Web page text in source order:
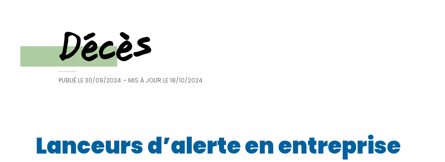
Décès
PUBLIÉ LE30/09/2024 – MIS À JOUR LE18/10/2024
Lanceurs d’alerte en entreprise